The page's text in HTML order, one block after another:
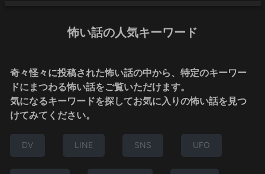
怖い話の人気キーワード
奇々怪々に投稿された怖い話の中から、特定のキーワー
ドにまつわる怖い話をご覧いただけます。
気になるキーワードを探してお気に入りの怖い話を見つ
けてみてください。
DV LINE SNS UFO